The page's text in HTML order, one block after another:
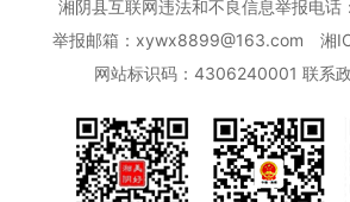
湘阴县互联网违法和不良信息举报电
举报邮箱：xywx8899@163.com
湘
网站标识码：4306240001 联系